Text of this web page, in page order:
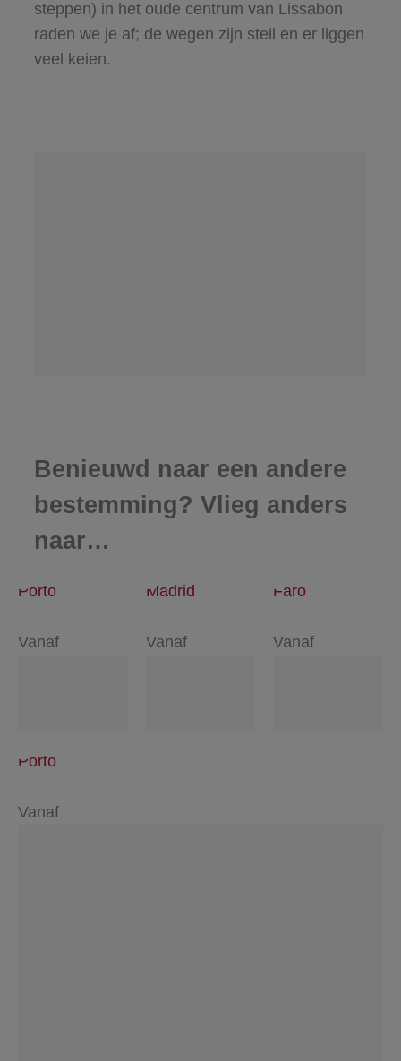
steppen) in het oude centrum van Lissabon
raden we je af; de wegen zijn steil en er liggen
veel keien.
Benieuwd naar een andere
bestemming? Vlieg anders
naar…
Porto
Vanaf
Madrid
Vanaf
Faro
Vanaf
Porto
Vanaf